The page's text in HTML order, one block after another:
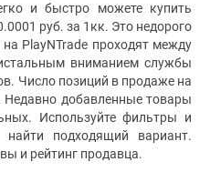
и быстро можете купить
руб. за 1кк. Это недорого
PlayNTrade проходят между
вниманием службы
Число позиций в продаже на
Недавно добавленные товары
Используйте фильтры и
подходящий вариант.
и рейтинг продавца.